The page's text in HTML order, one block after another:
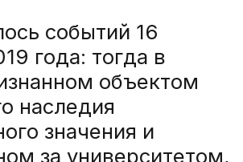
событий 16
года: тогда в
объектом
наследия
значения и
за университетом,